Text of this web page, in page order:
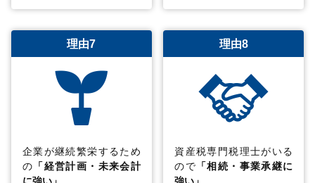
理由7
企業が継続繁栄するため
の 「経営計画・未来会計
理由8
資産税専門税理士がいる
ので 「相続・事業承継に